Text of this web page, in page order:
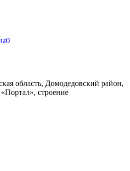
0
область, Домодедовский район,
строение